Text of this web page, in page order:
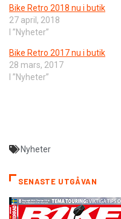
Bike Retro 2018 nu i butik
27 april, 2018
I ”Nyheter”
Bike Retro 2017 nu i butik
28 mars, 2017
I ”Nyheter”
Nyheter
SENASTE UTGÅVAN